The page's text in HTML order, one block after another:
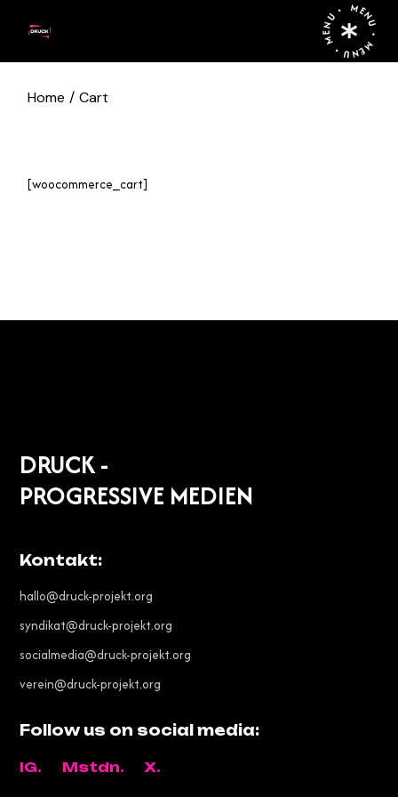
MENU • MENU • MENU •
Home Cart
[woocommerce_cart]
DRUCK -
PROGRESSIVE MEDIEN
Kontakt:
hallo@druck-projekt.org
syndikat@druck-projekt.org
socialmedia@druck-projekt.org
verein@druck-projekt.org
Follow us on social media:
IG. Mstdn. X.